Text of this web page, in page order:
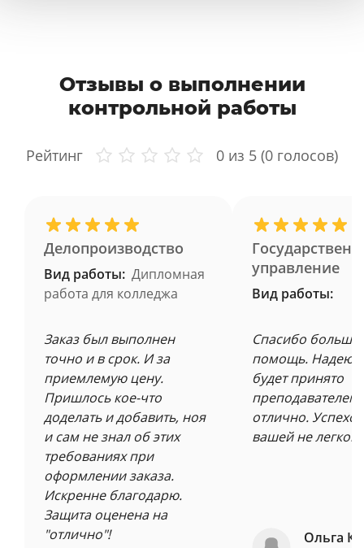
Отзывы о выполнении
контрольной работы
Рейтинг 0 из 5 (0 голосов)
Делопроизводство
Вид работы: Дипломная
работа для колледжа
Заказ был выполнен
точно и в срок. И за
приемлемую цену.
Пришлось кое-что
доделать и добавить, ноя
и сам не знал об этих
требованиях при
оформлении заказа.
Искренне благодарю.
Защита оценена на
"отлично"!
управление
Вид работы:
Спасибо
помощь.
будет принято
преподавателем
отлично.
вашей не легкой
Ольга